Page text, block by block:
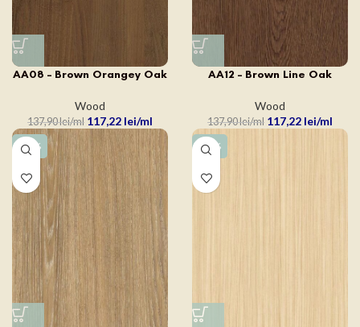
AA08 – Brown Orangey Oak
Wood
137,90lei 117,22 lei
AA12 – Brown Line Oak
Wood
137,90lei 117,22 lei
-15% -15%